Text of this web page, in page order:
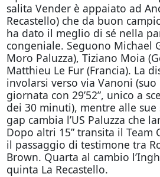
salita Vender è appaiato ad
Recastello) che da buon
ha dato il meglio di sé nella
congeniale. Seguono Michael
Moro Paluzza), Tiziano Moia
Matthieu Le Fur (Francia). La
involarsi verso via Vanoni
giornata con 29’52”, unico a
dei 30 minuti), mentre alle sue
gap cambia l’US Paluzza che
Dopo altri 15” transita il Team
il passaggio di testimone tra
Brown. Quarta al cambio
quinta La Recastello.